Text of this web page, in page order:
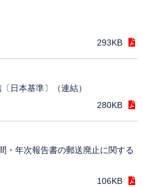
293KB
日本基準〕（連結）
280KB
・年次報告書の郵送廃止に関する
106KB